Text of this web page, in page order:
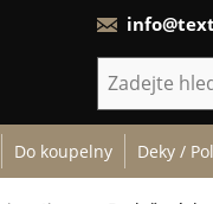
Do koupelny Deky /